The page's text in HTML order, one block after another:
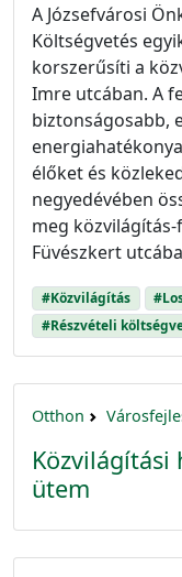
A Józsefvárosi
Költségvetés
korszerűsíti a
Imre utcában. A
biztonságosabb,
élőket és
negyedévében
meg
Füvészkert
#Közvilágítás
#Részvételi
Otthon
Közvilágítási
ütem